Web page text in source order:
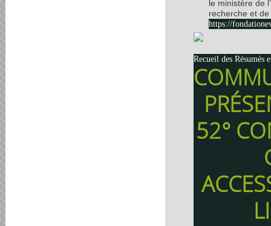
le ministère de
recherche et
https://
Recueil des Résumés
52°